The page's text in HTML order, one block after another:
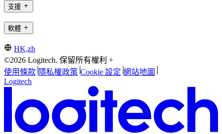
支援
軟體
HK,zh
©2026 Logitech. 保留所有權利。
使用條款 隱私權政策 Cookie 設定 網站地圖
Logitech